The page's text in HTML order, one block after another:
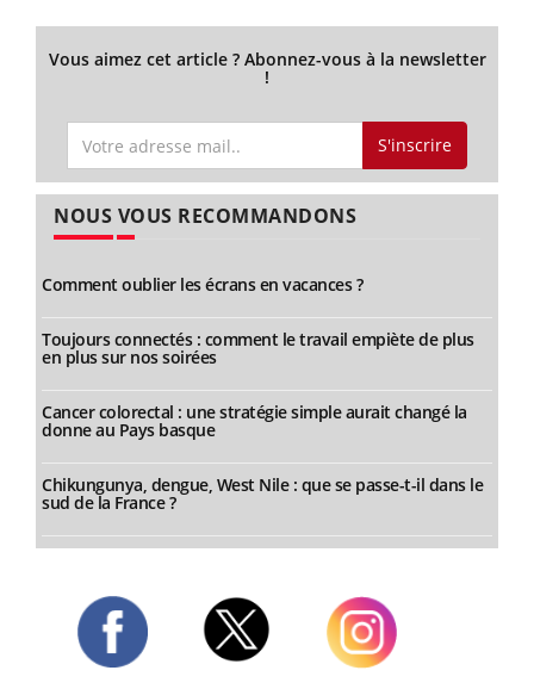
Vous aimez cet article ? Abonnez-vous à la newsletter
!
S'inscrire
NOUS VOUS RECOMMANDONS
Comment oublier les écrans en vacances ?
Toujours connectés : comment le travail empiète de plus
en plus sur nos soirées
Cancer colorectal : une stratégie simple aurait changé la
donne au Pays basque
Chikungunya, dengue, West Nile : que se passe-t-il dans le
sud de la France ?